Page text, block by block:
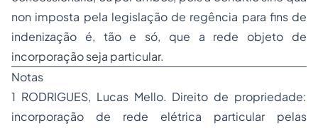
non imposta pela legislação de regência para fins de
indenização é, tão e só, que a rede objeto de
incorporação seja particular.
Notas
1 RODRIGUES, Lucas Mello. Direito de propriedade:
incorporação de rede elétrica particular pelas